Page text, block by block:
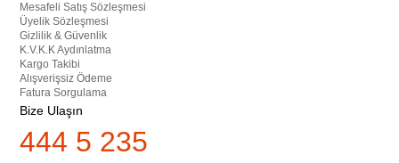
Mesafeli Satış Sözleşmesi
Üyelik Sözleşmesi
Gizlilik & Güvenlik
K.V.K.K Aydınlatma
Kargo Takibi
Alışverişsiz Ödeme
Fatura Sorgulama
Bize Ulaşın
444 5 235